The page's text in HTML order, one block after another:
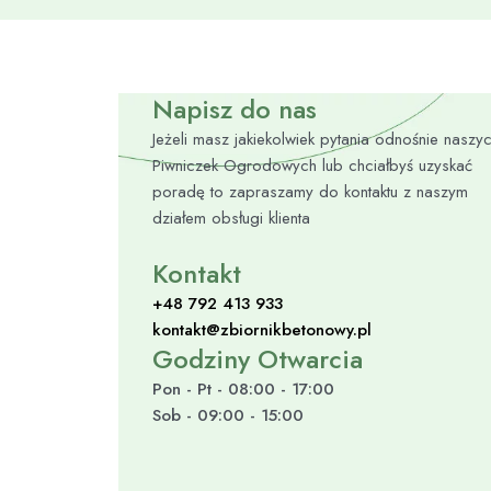
Napisz do nas
Jeżeli masz jakiekolwiek pytania odnośnie
Piwniczek Ogrodowych lub chciałbyś uzyskać
poradę to zapraszamy do kontaktu z naszym
działem obsługi klienta
Kontakt
+48 792 413 933
kontakt@zbiornikbetonowy.pl
Godziny Otwarcia
Pon - Pt - 08:00 - 17:00
Sob - 09:00 - 15:00